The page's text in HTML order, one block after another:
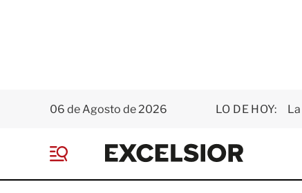
06 de Agosto de 2026 LO DE HOY:
E
x
e
e